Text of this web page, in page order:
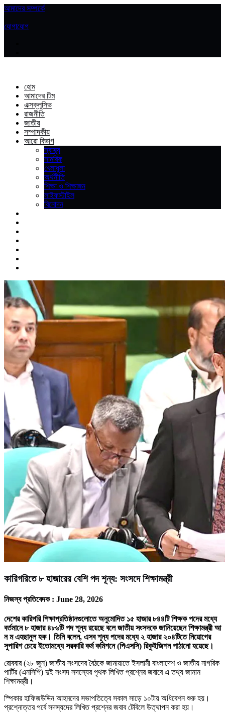
আমাদের সম্পর্কে
যোগাযোগ
হোম
আমাদের টিম
এক্সক্লুসিভ
রাজনীতি
জাতীয়
সম্পাদকীয়
আরো বিভাগ
স্বাস্থ্য
সামরিক
খেলাধুলা
অর্থনীতি
শিক্ষা ও শিক্ষাঙ্গন
লাইফস্টাইল
বিনোদন
কারিগরিতে ৮ হাজারের বেশি পদ শূন্য: সংসদে শিক্ষামন্ত্রী
নিজস্ব প্রতিবেদক : June 28, 2026
দেশের কারিগরি শিক্ষাপ্রতিষ্ঠানগুলোতে অনুমোদিত ১৫ হাজার ৮৪৪টি শিক্ষক পদের মধ্যে
বর্তমানে ৮ হাজার ৪৮৬টি পদ শূন্য রয়েছে বলে জাতীয় সংসদকে জানিয়েছেন শিক্ষামন্ত্রী আ
ন ম এহছানুল হক। তিনি বলেন, এসব শূন্য পদের মধ্যে ২ হাজার ২০৪টিতে নিয়োগের
সুপারিশ চেয়ে ইতোমধ্যে সরকারি কর্ম কমিশনে (পিএসসি) রিকুইজিশন পাঠানো হয়েছে।
রোববার (২৮ জুন) জাতীয় সংসদের বৈঠকে জামায়াতে ইসলামী বাংলাদেশ ও জাতীয় নাগরিক
পার্টির (এনসিপি) দুই সংসদ সদস্যের পৃথক লিখিত প্রশ্নের জবাবে এ তথ্য জানান
শিক্ষামন্ত্রী।
স্পিকার হাফিজউদ্দিন আহমদের সভাপতিত্বে সকাল সাড়ে ১০টায় অধিবেশন শুরু হয়।
প্রশ্নোত্তর পর্বে সদস্যদের লিখিত প্রশ্নের জবাব টেবিলে উত্থাপন করা হয়।